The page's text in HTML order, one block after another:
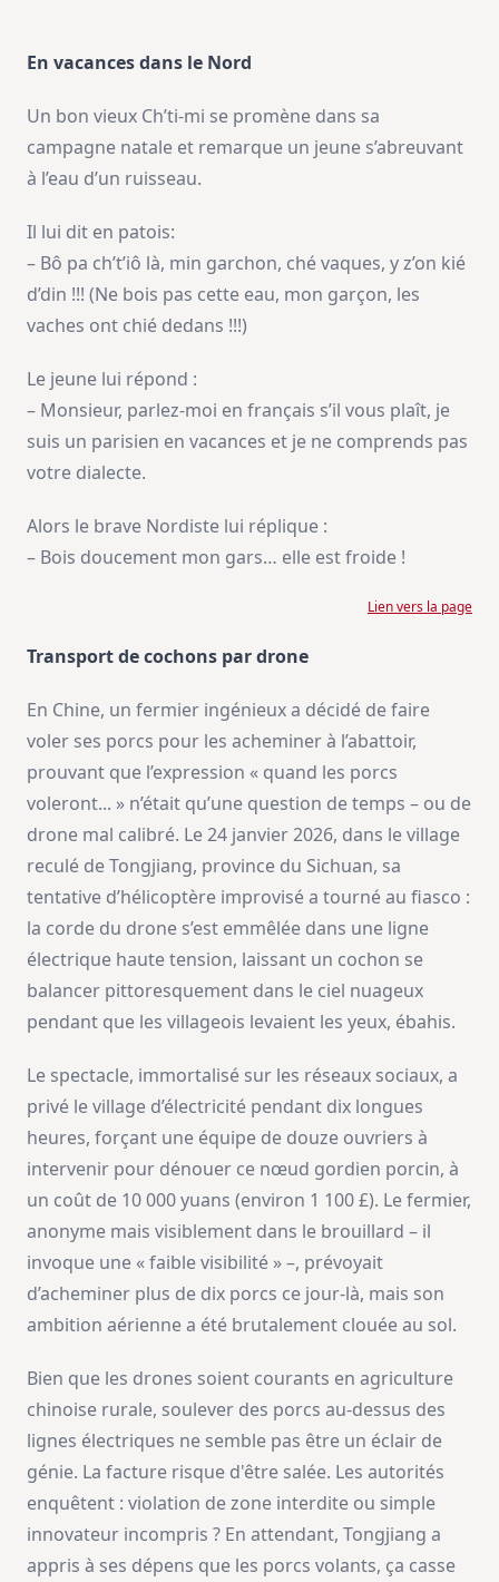
En vacances dans le Nord
Un bon vieux Ch’ti-mi se promène dans sa
campagne natale et remarque un jeune s’abreuvant
à l’eau d’un ruisseau.
Il lui dit en patois:
– Bô pa ch’t’iô là, min garchon, ché vaques, y z’on kié
d’din !!! (Ne bois pas cette eau, mon garçon, les
vaches ont chié dedans !!!)
Le jeune lui répond :
– Monsieur, parlez-moi en français s’il vous plaît, je
suis un parisien en vacances et je ne comprends pas
votre dialecte.
Alors le brave Nordiste lui réplique :
– Bois doucement mon gars… elle est froide !
Lien vers la page
Transport de cochons par drone
En Chine, un fermier ingénieux a décidé de faire
voler ses porcs pour les acheminer à l’abattoir,
prouvant que l’expression « quand les porcs
voleront... » n’était qu’une question de temps – ou de
drone mal calibré. Le 24 janvier 2026, dans le village
reculé de Tongjiang, province du Sichuan, sa
tentative d’hélicoptère improvisé a tourné au fiasco :
la corde du drone s’est emmêlée dans une ligne
électrique haute tension, laissant un cochon se
balancer pittoresquement dans le ciel nuageux
pendant que les villageois levaient les yeux, ébahis.
Le spectacle, immortalisé sur les réseaux sociaux, a
privé le village d’électricité pendant dix longues
heures, forçant une équipe de douze ouvriers à
intervenir pour dénouer ce nœud gordien porcin, à
un coût de 10 000 yuans (environ 1 100 £). Le fermier,
anonyme mais visiblement dans le brouillard – il
invoque une « faible visibilité » –, prévoyait
d’acheminer plus de dix porcs ce jour-là, mais son
ambition aérienne a été brutalement clouée au sol.
Bien que les drones soient courants en agriculture
chinoise rurale, soulever des porcs au-dessus des
lignes électriques ne semble pas être un éclair de
génie. La facture risque d'être salée. Les autorités
enquêtent : violation de zone interdite ou simple
innovateur incompris ? En attendant, Tongjiang a
appris à ses dépens que les porcs volants, ça casse